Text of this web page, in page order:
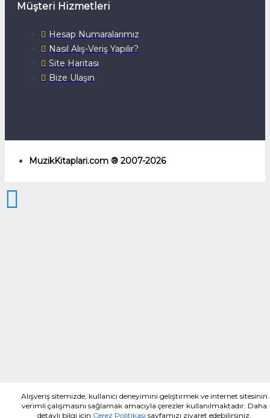
Müşteri Hizmetleri
Hesap Numaralarımız
Nasıl Alış-Veriş Yapılır?
Site Haritası
Bize Ulaşın
MuzikKitaplari.com ® 2007-2026
Alışveriş sitemizde, kullanıcı deneyimini geliştirmek ve internet sitesinin
verimli çalışmasını sağlamak amacıyla çerezler kullanılmaktadır. Daha
detaylı bilgi için Çerez Politikası sayfamızı ziyaret edebilirsiniz.